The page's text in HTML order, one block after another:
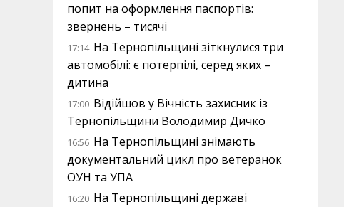
попит на оформлення паспортів:
звернень – тисячі
17:14 На Тернопільщині зіткнулися три
автомобілі: є потерпілі, серед яких –
дитина
17:00 Відійшов у Вічність захисник із
Тернопільщини Володимир Дичко
16:56 На Тернопільщині знімають
документальний цикл про ветеранок
ОУН та УПА
16:20 На Тернопільщині державі